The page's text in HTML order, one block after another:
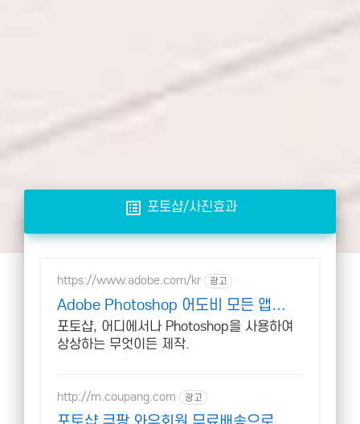
list_alt 포토샵/사진효과
https://www.adobe.com/kr 광고
Adobe Photoshop 어도비 모든 앱
40% 할인
포토샵, 어디에서나 Photoshop을 사용하여
상상하는 무엇이든 제작.
http://m.coupang.com 광고